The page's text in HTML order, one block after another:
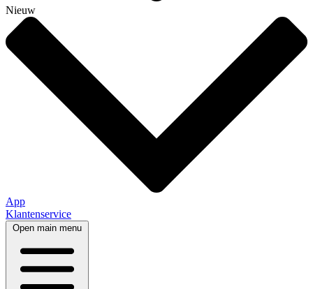
Nieuw
App
Klantenservice
Open main menu